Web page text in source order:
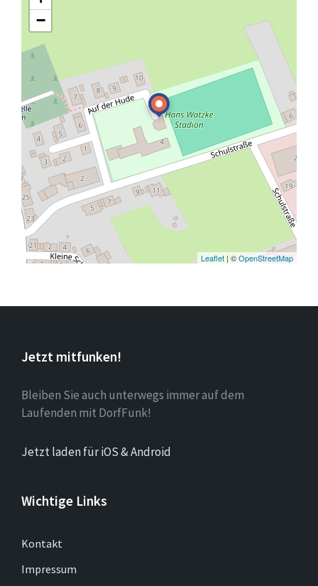
−
Leaflet | ©OpenStreetMap
Jetzt mitfunken!
Bleiben Sie auch unterwegs immer auf dem
Laufenden mit DorfFunk!
Jetzt laden für iOS & Android
Wichtige Links
Kontakt
Impressum